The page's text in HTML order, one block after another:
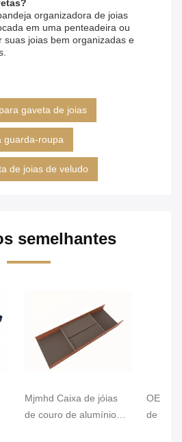
organizadora de joias
em uma penteadeira ou
suas joias bem organizadas e
gaveta de joias
guarda-roupa
de joias de veludo
semelhantes
Mjmhd Caixa de jóias
de couro de alumínio
OEM
de